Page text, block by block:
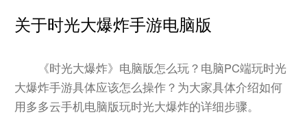
关于时光大爆炸手游电脑版
《时光大爆炸》电脑版怎么玩？电脑PC端玩时光
大爆炸手游具体应该怎么操作？为大家具体介绍如何
用多多云手机电脑版玩时光大爆炸的详细步骤。